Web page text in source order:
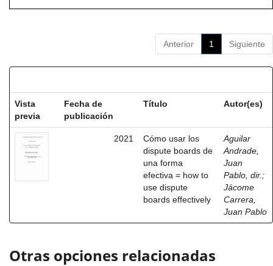
Anterior 1 Siguiente
Vista
previa
Fecha de
publicación
Título Autor(es)
2021
Cómo usar los
dispute boards de
una forma
efectiva = how to
use dispute
boards effectively
Aguilar
Andrade,
Juan
Pablo, dir. ;
Jácome
Carrera,
Juan Pablo
Otras opciones relacionadas